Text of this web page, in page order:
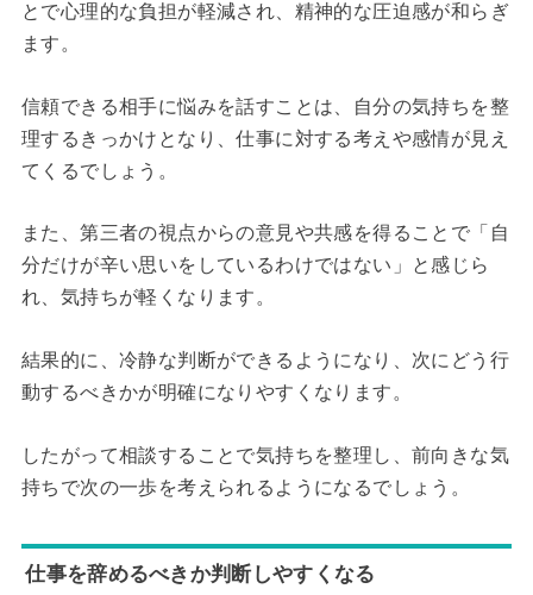
とで心理的な負担が軽減され、精神的な圧迫感が和らぎ
ます。
信頼できる相手に悩みを話すことは、自分の気持ちを整
理するきっかけとなり、仕事に対する考えや感情が見え
てくるでしょう。
また、第三者の視点からの意見や共感を得ることで「自
分だけが辛い思いをしているわけではない」と感じら
れ、気持ちが軽くなります。
結果的に、冷静な判断ができるようになり、次にどう行
動するべきかが明確になりやすくなります。
したがって相談することで気持ちを整理し、前向きな気
持ちで次の一歩を考えられるようになるでしょう。
仕事を辞めるべきか判断しやすくなる